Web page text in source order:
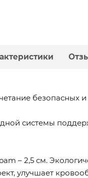
безопасных
системы
– 2,5 см.
улучшает